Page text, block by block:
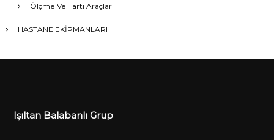
Ölçme Ve Tartı Araçları
HASTANE EKİPMANLARI
Işıltan Balabanlı Grup